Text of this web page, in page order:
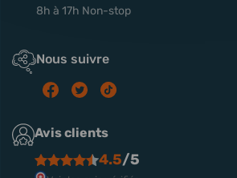
8h à 17h Non-stop
Nous suivre
Avis clients
4.5/5